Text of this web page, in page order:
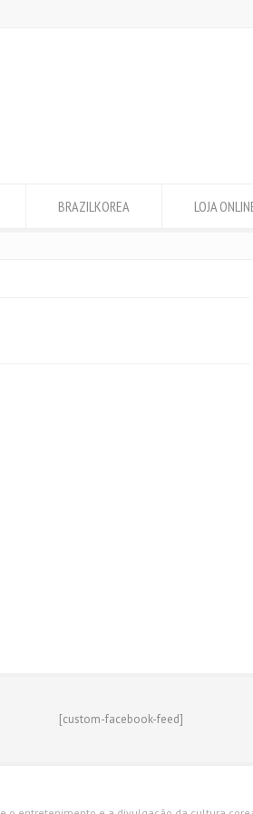
BRAZILKOREA LOJA
[custom-facebook-feed]